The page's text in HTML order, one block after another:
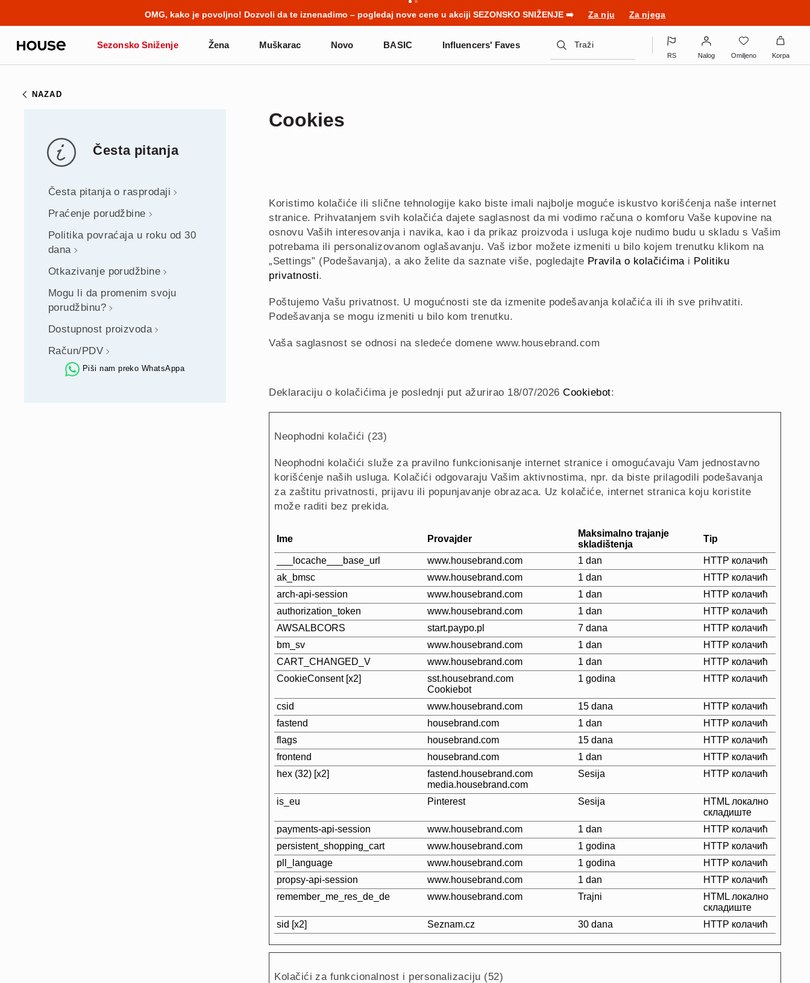
BACK TO SCHOOL📒Najbolje priče počinju pre prvog školskog zvona. Započni školsku godinu u novom outfitu! Za nju Za njega
Sezonsko Sniženje Žena Muškarac Novo BASIC Influencers' Faves Traži
RS Nalog Omiljeno Korpa
NAZAD
Česta pitanja
Česta pitanja o rasprodaji
Praćenje porudžbine
Politika povraćaja u roku od 30
dana
Otkazivanje porudžbine
Mogu li da promenim svoju
porudžbinu?
Dostupnost proizvoda
Račun/PDV
Piši nam preko WhatsAppa
Cookies
Koristimo kolačiće ili slične tehnologije kako biste imali najbolje moguće iskustvo korišćenja naše internet
stranice. Prihvatanjem svih kolačića dajete saglasnost da mi vodimo računa o komforu Vaše kupovine na
osnovu Vaših interesovanja i navika, kao i da prikaz proizvoda i usluga koje nudimo budu u skladu s Vašim
potrebama ili personalizovanom oglašavanju. Vaš izbor možete izmeniti u bilo kojem trenutku klikom na
„Settings” (Podešavanja), a ako želite da saznate više, pogledajte Pravila o kolačićima i Politiku
privatnosti.
Poštujemo Vašu privatnost. U mogućnosti ste da izmenite podešavanja kolačića ili ih sve prihvatiti.
Podešavanja se mogu izmeniti u bilo kom trenutku.
Vaša saglasnost se odnosi na sledeće domene www.housebrand.com
Deklaraciju o kolačićima je poslednji put ažurirao 18/07/2026Cookiebot:
Neophodni kolačići (23)
Neophodni kolačići služe za pravilno funkcionisanje internet stranice i omogućavaju Vam jednostavno
korišćenje naših usluga. Kolačići odgovaraju Vašim aktivnostima, npr. da biste prilagodili podešavanja
za zaštitu privatnosti, prijavu ili popunjavanje obrazaca. Uz kolačiće, internet stranica koju koristite
može raditi bez prekida.
Ime Provajder
Maksimalno trajanje
skladištenja
Tip
___locache___base_url www.housebrand.com 1 dan
HTTP колачић
ak_bmsc
www.housebrand.com 1 dan
HTTP колачић
arch-api-session
www.housebrand.com 1 dan
HTTP колачић
authorization_token
www.housebrand.com 1 dan
HTTP колачић
AWSALBCORS
start.paypo.pl 7 dana
HTTP колачић
bm_sv
www.housebrand.com 1 dan
HTTP колачић
CART_CHANGED_V
www.housebrand.com 1 dan
HTTP колачић
CookieConsent [x2]
sst.housebrand.com
Cookiebot
1 godina HTTP колачић
csid www.housebrand.com 15 dana
HTTP колачић
fastend
housebrand.com 1 dan
HTTP колачић
flags
housebrand.com 15 dana
HTTP колачић
frontend
housebrand.com 1 dan
HTTP колачић
hex (32) [x2]
fastend.housebrand.com
media.housebrand.com
Sesija HTTP колачић
is_eu Pinterest Sesija
HTML локално
складиште
payments-api-session
www.housebrand.com 1 dan
HTTP колачић
persistent_shopping_cart
www.housebrand.com 1 godina
HTTP колачић
pll_language
www.housebrand.com 1 godina
HTTP колачић
propsy-api-session
www.housebrand.com 1 dan
HTTP колачић
remember_me_res_de_de
www.housebrand.com Trajni
HTML локално
складиште
sid [x2]
Seznam.cz 30 dana HTTP колачић
Kolačići za funkcionalnost i personalizaciju (52)